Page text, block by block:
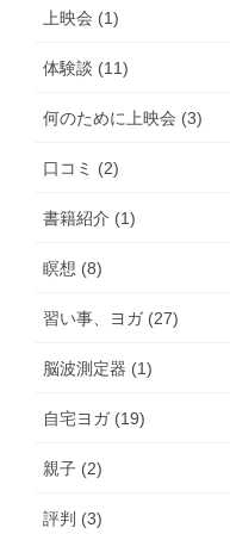
上映会 (1)
体験談 (11)
何のために上映会 (3)
口コミ (2)
書籍紹介 (1)
瞑想 (8)
習い事、ヨガ (27)
脳波測定器 (1)
自宅ヨガ (19)
親子 (2)
評判 (3)